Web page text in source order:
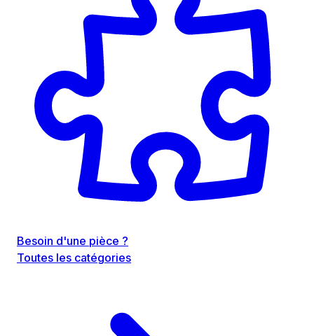
Besoin d'une pièce ?
Toutes les catégories